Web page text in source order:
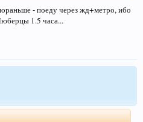
- поеду через жд+метро, ибо
1.5 часа...